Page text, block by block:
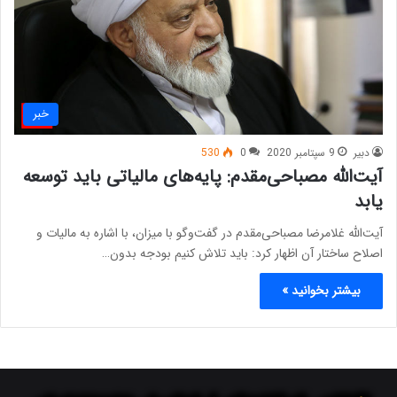
خبر
دبیر 9 سپتامبر 2020 0
530
آیت‌الله مصباحی‌مقدم: پایه‌های مالیاتی باید توسعه
یابد
آیت‌الله غلامرضا مصباحی‌مقدم در گفت‌وگو با میزان، با اشاره به مالیات و
اصلاح ساختار آن اظهار کرد: باید تلاش کنیم بودجه بدون…
بیشتر بخوانید »